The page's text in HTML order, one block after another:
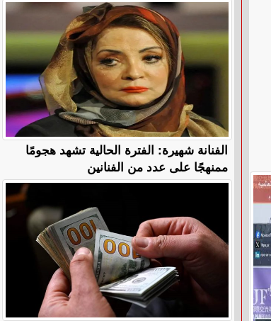
الفنانة شهيرة: الفترة الحالية تشهد هجومًا
ممنهجًا على عدد من الفنانين